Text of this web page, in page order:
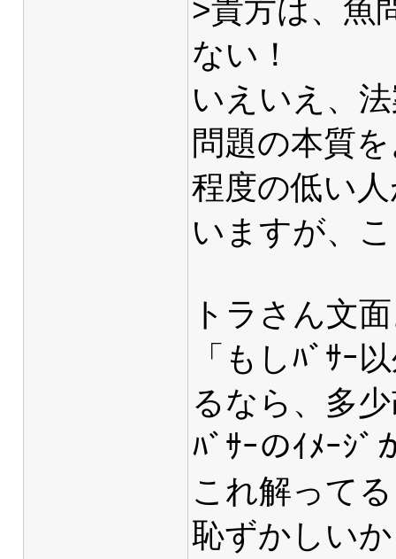
>貴方は、魚
ない！
いえいえ、
問題の本質
程度の低い
いますが、
トラさん文
「もしﾊﾞｻｰ
るなら、多
ﾊﾞｻｰのｲﾒｰｼﾞ
これ解って
恥ずかしい